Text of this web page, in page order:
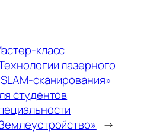
лазерного
студентов
→